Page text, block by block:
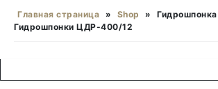
Главная страница » Shop »
Гидрошпонка
Гидрошпонки ЦДР-400/12